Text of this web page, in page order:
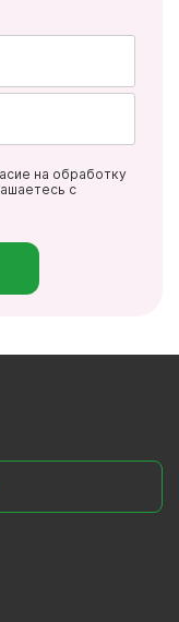
на обработку
с